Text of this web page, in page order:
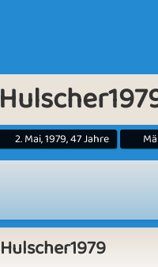
2. Mai, 1979, 47 Jahre
Hulscher1979